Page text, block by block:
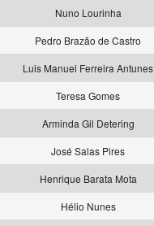
Nuno Lourinha
Pedro Brazão de Castro
Luis Manuel Ferreira Antunes
Teresa Gomes
Arminda Gil Detering
José Salas Pires
Henrique Barata Mota
Hélio Nunes